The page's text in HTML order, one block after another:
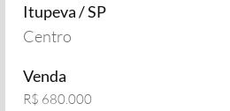
Itupeva / SP
Centro
Venda
R$ 680.000